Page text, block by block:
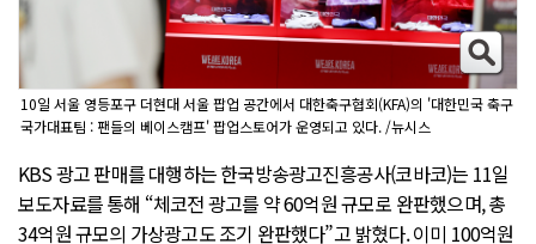
10일 서울 영등포구 더현대 서울 팝업 공간에서 대한축구협회(KFA)의 '대한민국 축구
국가대표팀 : 팬들의 베이스캠프' 팝업스토어가 운영되고 있다. /뉴시스
KBS 광고 판매를 대행하는 한국방송광고진흥공사(코바코)는 11일
보도자료를 통해 “체코전 광고를 약 60억원 규모로 완판했으며, 총
34억원 규모의 가상광고도 조기 완판했다”고 밝혔다. 이미 100억원